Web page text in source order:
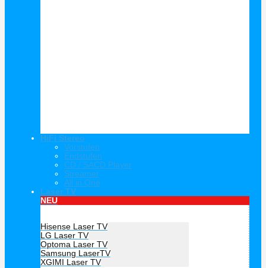
HiFi Stereo
Vorstufen
Endstufen
CD / SACD Player
Streamer
All in One
Laser TV
NEU
Hisense Laser TV
LG Laser TV
Optoma Laser TV
Samsung LaserTV
XGIMI Laser TV